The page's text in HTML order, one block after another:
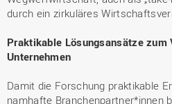
durch ein zirkuläres
Praktikable Lösungsansätze
Unternehmen
Damit die Forschung praktikable
namhafte Branchenpartner*innen